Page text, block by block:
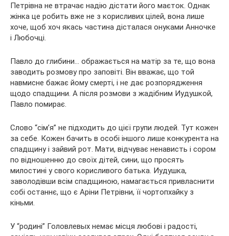
Петрівна не втрачає надію дістати його маєток. Однак
жінка це робить вже не з корисливих цілей, вона лише
хоче, щоб хоч якась частина дісталася онуками Анночке
і Любочці.
Павло до глибини… ображається на матір за те, що вона
заводить розмову про заповіті. Він вважає, що той
навмисне бажає йому смерті, і не дає розпорядження
щодо спадщини. А після розмови з жадібним Иудушкой,
Павло помирає.
Слово “сім’я” не підходить до цієї групи людей. Тут кожен
за себе. Кожен бачить в особі іншого лише конкурента на
спадщину і зайвий рот. Мати, відчуває ненависть і сором
по відношенню до своїх дітей, сини, що просять
милостині у свого корисливого батька. Иудушка,
заволодівши всім спадщиною, намагається привласнити
собі останнє, що є Аріни Петрівни, її чортопхайку з
кіньми.
У “родині” Головлевых немає місця любові і радості,